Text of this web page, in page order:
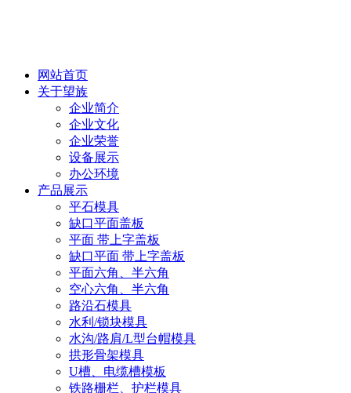
网站首页
关于望族
企业简介
企业文化
企业荣誉
设备展示
办公环境
产品展示
平石模具
缺口平面盖板
平面 带上字盖板
缺口平面 带上字盖板
平面六角、半六角
空心六角、半六角
路沿石模具
水利/锁块模具
水沟/路肩/L型台帽模具
拱形骨架模具
U槽、电缆槽模板
铁路栅栏、护栏模具